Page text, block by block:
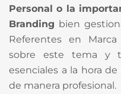
Personal o la
Branding bien
Referentes en
sobre este tema y
esenciales a la hora
de manera profesional.